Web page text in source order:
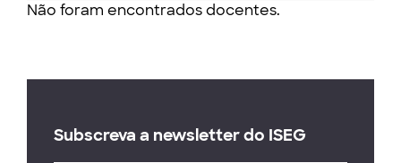
Não foram encontrados docentes.
Subscreva a newsletter do ISEG